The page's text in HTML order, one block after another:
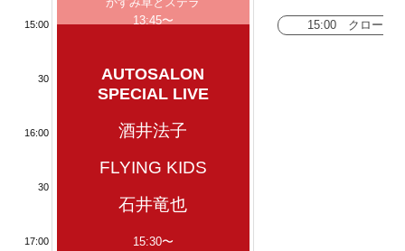
15:00
30
16:00
30
17:00
13:45〜
AUTOSALON
SPECIAL LIVE
酒井法子
FLYING KIDS
石井竜也
15:30〜
15:00 クローズ